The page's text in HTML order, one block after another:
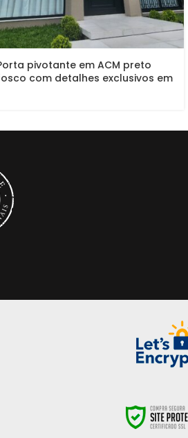
pivotante em ACM preto
com detalhes exclusivos em